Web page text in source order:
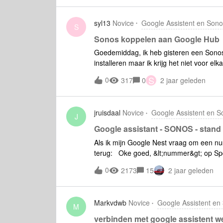
Home” → Kies “Sonos”→ account
ik de melding “je hebt de nieuwste
druk op “Sonos app updaten” gaat hij
oplossingen gezocht, maar kan toch
verhelpt.Alvast bedanktChrisZani
S syl13 Novice Google Assistent en
Sonos koppelen aan Google Hub
Goedemiddag, ik heb gisteren een
installeren maar ik krijg het niet voor
tune in af te spelen. Als ik een
voor Sonos.” Boven hebben wij ook
wel. Iemand die mij hiermee kan helpen?
0 317 0 S 2 jaar geleden
J jruisdaal Novice Google Assistent en
Google assistant - SONOS -
Als ik mijn Google Nest vraag om een
terug: Oke goed, &lt;nummer&gt; op
is niet beschikbaar voor Woonkamer.
ingesteld. Ze hebben ook niet dezelfde
speelt hij zonder problemen via tune
0 2173 15 2 jaar geleden
M Markvdwb Novice Google Assistent en
verbinden met google assistent